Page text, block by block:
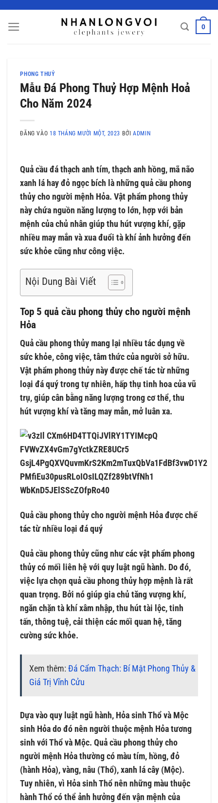
nội
0
PHONG THUỶ
Mẫu Đá Phong Thuỷ Hợp Mệnh Hoả
Cho Năm 2024
ĐĂNG VÀO 18 THÁNG MƯỜI MỘT, 2023 BỞIADMIN
Quả cầu đá thạch anh tím, thạch anh hồng, mã não
xanh lá hay đỏ ngọc bích là những quả cầu phong
thủy cho người mệnh Hỏa. Vật phẩm phong thủy
này chứa nguồn năng lượng to lớn, hợp với bản
mệnh của chủ nhân giúp thu hút vượng khí, gặp
nhiều may mắn và xua đuổi tà khí ảnh hưởng đến
sức khỏe cũng như công việc.
Nội Dung Bài Viết
Top 5 quả cầu phong thủy cho người mệnh
Hỏa
Quả cầu phong thủy mang lại nhiều tác dụng về
sức khỏe, công việc, tâm thức của người sở hữu.
Vật phẩm phong thủy này được chế tác từ những
loại đá quý trong tự nhiên, hấp thụ tinh hoa của vũ
trụ, giúp cân bằng năng lượng trong cơ thể, thu
hút vượng khí và tăng may mắn, mở luân xa.
Quả cầu phong thủy cho người mệnh Hỏa được chế
tác từ nhiều loại đá quý
Quả cầu phong thủy cũng như các vật phẩm phong
thủy có mối liên hệ với quy luật ngũ hành. Do đó,
việc lựa chọn quả cầu phong thủy hợp mệnh là rất
quan trọng. Bởi nó giúp gia chủ tăng vượng khí,
ngăn chặn tà khí xâm nhập, thu hút tài lộc, tinh
tấn, thông tuệ, cải thiện các mối quan hệ, tăng
cường sức khỏe.
Xem thêm:Đá Cẩm Thạch: Bí Mật Phong Thủy &
Giá Trị Vĩnh Cửu
Dựa vào quy luật ngũ hành, Hỏa sinh Thổ và Mộc
sinh Hỏa do đó nên người thuộc mệnh Hỏa tương
sinh với Thổ và Mộc. Quả cầu phong thủy cho
người mệnh Hỏa thường có màu tím, hồng, đỏ
(hành Hỏa), vàng, nâu (Thổ), xanh lá cây (Mộc).
Tuy nhiên, vì Hỏa sinh Thổ nên những màu thuộc
hành Thổ có thể ảnh hưởng đến vận mệnh của